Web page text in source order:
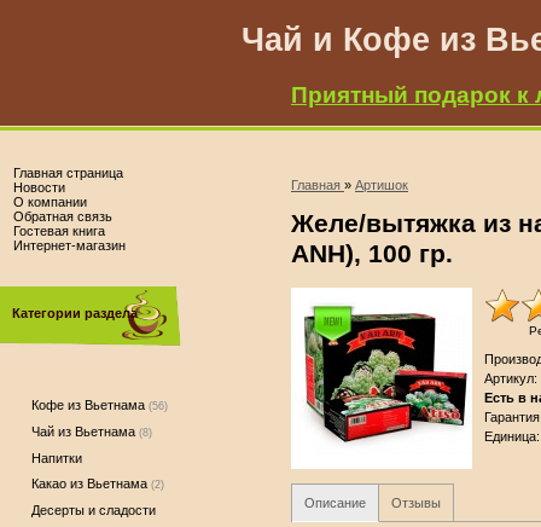
Чай и Кофе из
Приятный подарок к
Главная страница
Новости
О компании
Обратная связь
Гостевая книга
Интернет-магазин
Категории раздела
Кофе из Вьетнама (56)
Чай из Вьетнама (8)
Напитки
Какао из Вьетнама (2)
Десерты и сладости
Главная » Артишок
Желе/вытяжка из
ANH), 100 гр.
Артикул:
Есть в
Гарантия
Единица:
Описание Отзывы